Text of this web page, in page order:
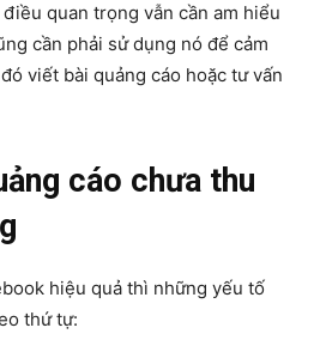
quan trọng vẫn cần am hiểu
cần phải sử dụng nó để cảm
viết bài quảng cáo hoặc tư vấn
cáo chưa thu
hiệu quả thì những yếu tố
thứ tự: